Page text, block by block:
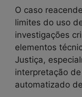
O caso
limites do uso
investigações
elementos
Justiça,
interpretação
automatizado